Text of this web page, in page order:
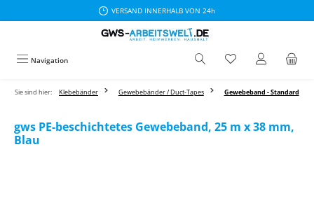
VERSAND INNERHALB VON 24h
Navigation
Sie sind hier: Klebebänder Gewebebänder / Duct-Tapes Gewebeband - Standard
gws PE-beschichtetes Gewebeband, 25 m x 38 mm,
Blau